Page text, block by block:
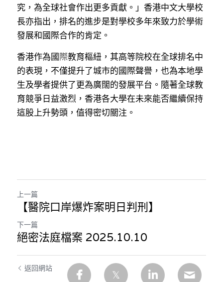
究，為全球社會作出更多貢獻。」香港中文大學校
長亦指出，排名的進步是對學校多年來致力於學術
發展和國際合作的肯定。
香港作為國際教育樞紐，其高等院校在全球排名中
的表現，不僅提升了城市的國際聲譽，也為本地學
生及學者提供了更為廣闊的發展平台。隨著全球教
育競爭日益激烈，香港各大學在未來能否繼續保持
這股上升勢頭，值得密切關注。
上一篇
【醫院口岸爆炸案明日判刑】
下一篇
絕密法庭檔案 2025.10.10
返回網站